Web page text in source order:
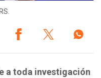
a toda investigación